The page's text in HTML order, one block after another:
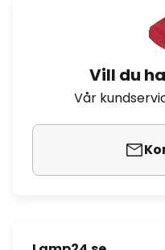
Vill du
Vår